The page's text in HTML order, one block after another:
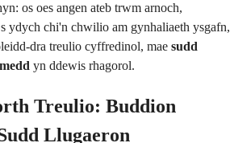
os oes angen ateb trwm arnoch,
ydych chi'n chwilio am gynhaliaeth ysgafn,
dra treulio cyffredinol, mae sudd
yn ddewis rhagorol.
Treulio: Buddion
Llugaeron